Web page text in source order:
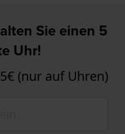
Sie einen 5
Uhr!
(nur auf Uhren)